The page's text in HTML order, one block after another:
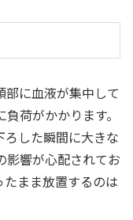
部に血液が集中して
荷がかかります。
ろした瞬間に大きな
影響が心配されてお
たまま放置するのは